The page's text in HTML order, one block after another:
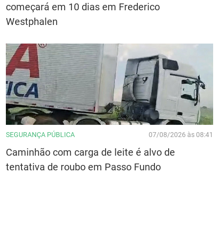
começará em 10 dias em Frederico
Westphalen
SEGURANÇA PÚBLICA 07/08/2026 às 08:41
Caminhão com carga de leite é alvo de
tentativa de roubo em Passo Fundo